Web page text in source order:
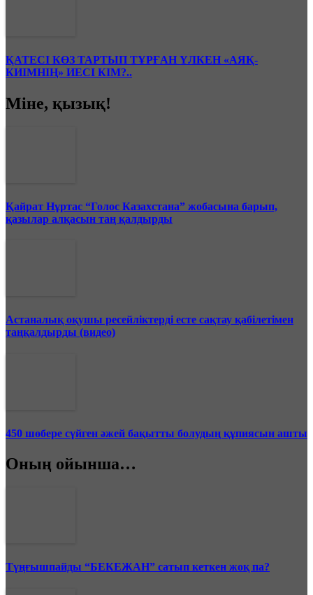
ҚАТЕСІ КӨЗ ТАРТЫП ТҰРҒАН ҮЛКЕН «АЯҚ-
КИІМНІҢ» ИЕСІ КІМ?..
Міне, қызық!
Қайрат Нұртас “Голос Казахстана” жобасына барып,
қазылар алқасын таң қалдырды
Астаналық оқушы ресейліктерді есте сақтау қабілетімен
таңқалдырды (видео)
450 шөбере сүйген әжей бақытты болудың құпиясын ашты
Оның ойынша…
Түңғышпайды “БЕКЕЖАН” сатып кеткен жоқ па?